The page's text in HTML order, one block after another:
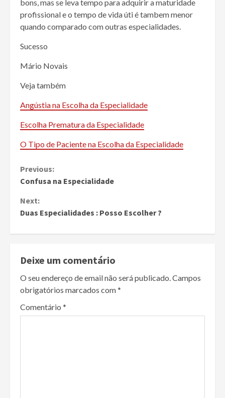
bons, mas se leva tempo para adquirir a maturidade
profissional e o tempo de vida úti é tambem menor
quando comparado com outras especialidades.
Sucesso
Mário Novais
Veja também
Angústia na Escolha da Especialidade
Escolha Prematura da Especialidade
O Tipo de Paciente na Escolha da Especialidade
Continue
Reading
Previous:
Confusa na Especialidade
Next:
Duas Especialidades : Posso Escolher ?
Deixe um comentário
O seu endereço de email não será publicado.Campos
obrigatórios marcados com*
Comentário *